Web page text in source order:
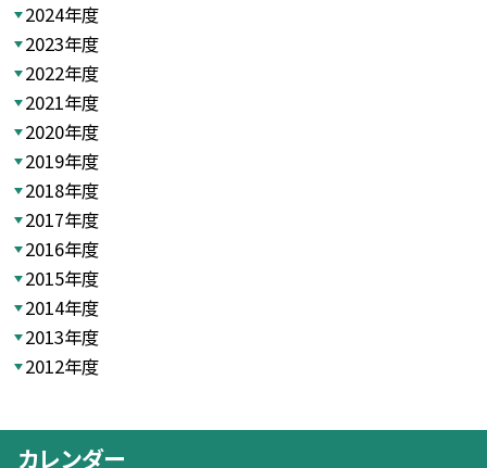
2024年度
2023年度
2022年度
2021年度
2020年度
2019年度
2018年度
2017年度
2016年度
2015年度
2014年度
2013年度
2012年度
カレンダー